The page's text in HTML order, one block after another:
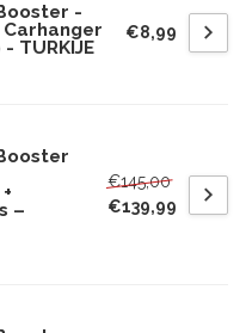
-
TURKIJE
€8,99
–
€145,00
€139,99